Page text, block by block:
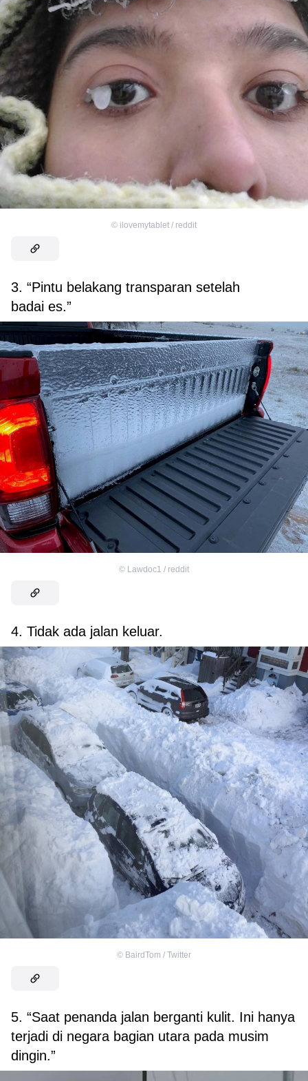
© ilovemytablet / reddit
3. “Pintu belakang transparan setelah
badai es.”
© Lawdoc1 / reddit
4. Tidak ada jalan keluar.
© BairdTom / Twitter
5. “Saat penanda jalan berganti kulit. Ini hanya
terjadi di negara bagian utara pada musim
dingin.”